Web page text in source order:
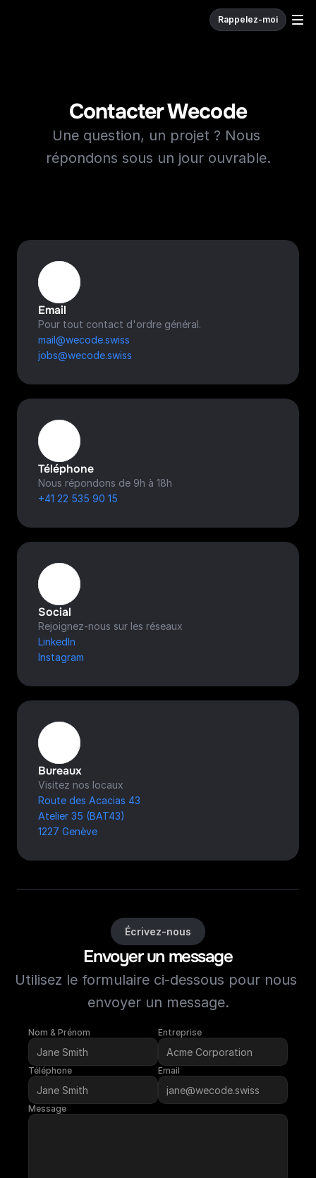
Rappelez-moi
Contacter Wecode
Une question, un projet ? Nous
répondons sous un jour ouvrable.
Email
Pour tout contact d'ordre général.
mail@wecode.swiss
jobs@wecode.swiss
Téléphone
Nous répondons de 9h à 18h
+41 22 535 90 15
Social
Rejoignez-nous sur les réseaux
LinkedIn
Instagram
Bureaux
Visitez nos locaux
Route des Acacias 43
Atelier 35 (BAT43)
1227 Genève
Écrivez-nous
Envoyer un message
Utilisez le formulaire ci-dessous pour nous
envoyer un message.
Nom & Prénom Entreprise
Téléphone Email
Message